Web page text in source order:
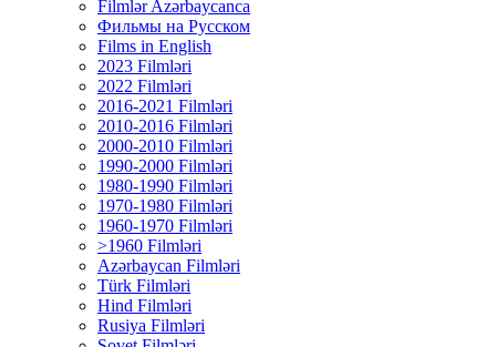
Filmlər Azərbaycanca
Фильмы на Русском
Films in English
2023 Filmləri
2022 Filmləri
2016-2021 Filmləri
2010-2016 Filmləri
2000-2010 Filmləri
1990-2000 Filmləri
1980-1990 Filmləri
1970-1980 Filmləri
1960-1970 Filmləri
>1960 Filmləri
Azərbaycan Filmləri
Türk Filmləri
Hind Filmləri
Rusiya Filmləri